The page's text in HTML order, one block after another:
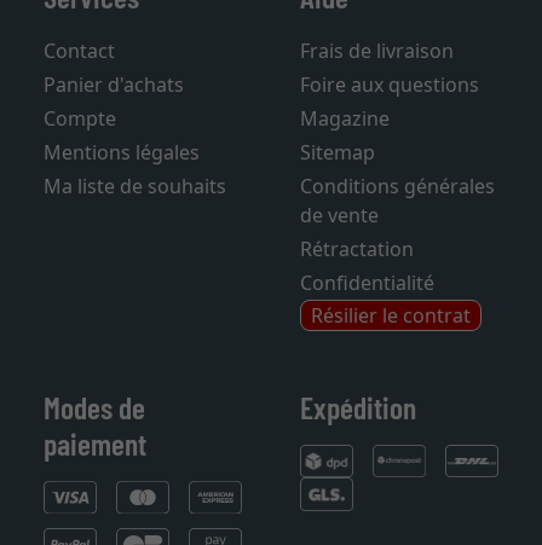
Services
Contact
Panier d'achats
Compte
Mentions légales
Aide
Frais de livraison
Foire aux questions
Magazine
Sitemap
Conditions générales
de vente
Rétractation
Confidentialité
Résilier le contrat
Modes de
paiement
Expédition